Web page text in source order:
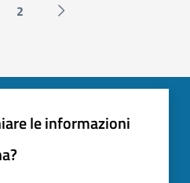
2 Successiva »
le informazioni